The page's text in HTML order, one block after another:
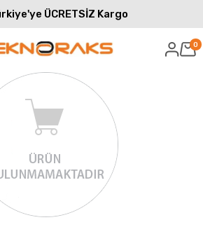
ÜCRETSİZ Kargo
0